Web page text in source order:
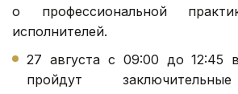
о профессиональной
исполнителей.
27 августа с 09:00 до 12:45
пройдут